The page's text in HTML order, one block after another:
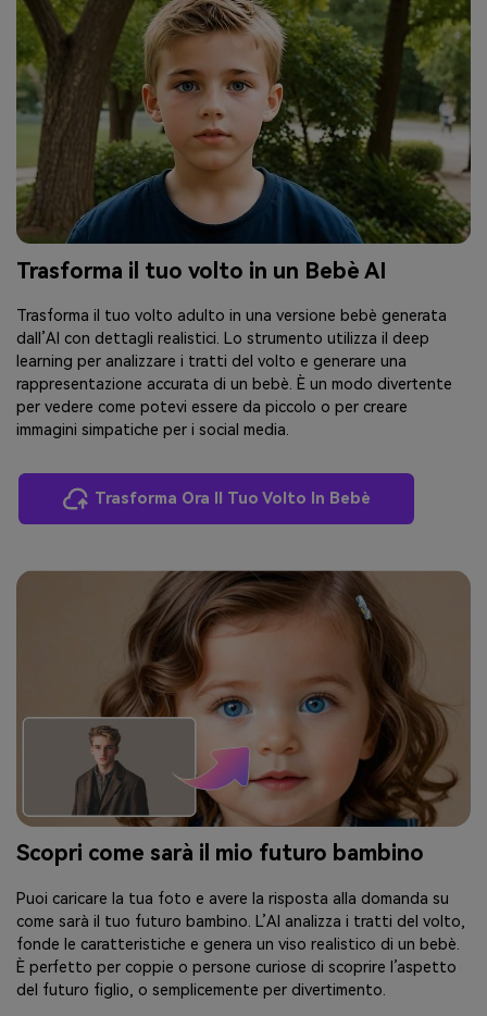
Trasforma il tuo volto in un Bebè AI
Trasforma il tuo volto adulto in una versione bebè generata
dall’AI con dettagli realistici. Lo strumento utilizza il deep
learning per analizzare i tratti del volto e generare una
rappresentazione accurata di un bebè. È un modo divertente
per vedere come potevi essere da piccolo o per creare
immagini simpatiche per i social media.
Trasforma Ora Il Tuo Volto In Bebè
Scopri come sarà il mio futuro bambino
Puoi caricare la tua foto e avere la risposta alla domanda su
come sarà il tuo futuro bambino. L’AI analizza i tratti del volto,
fonde le caratteristiche e genera un viso realistico di un bebè.
È perfetto per coppie o persone curiose di scoprire l’aspetto
del futuro figlio, o semplicemente per divertimento.